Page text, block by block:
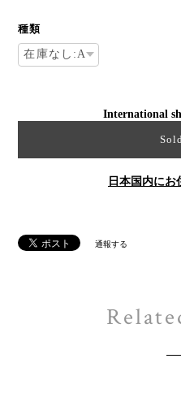
種類
International
日本国内にお
通報する